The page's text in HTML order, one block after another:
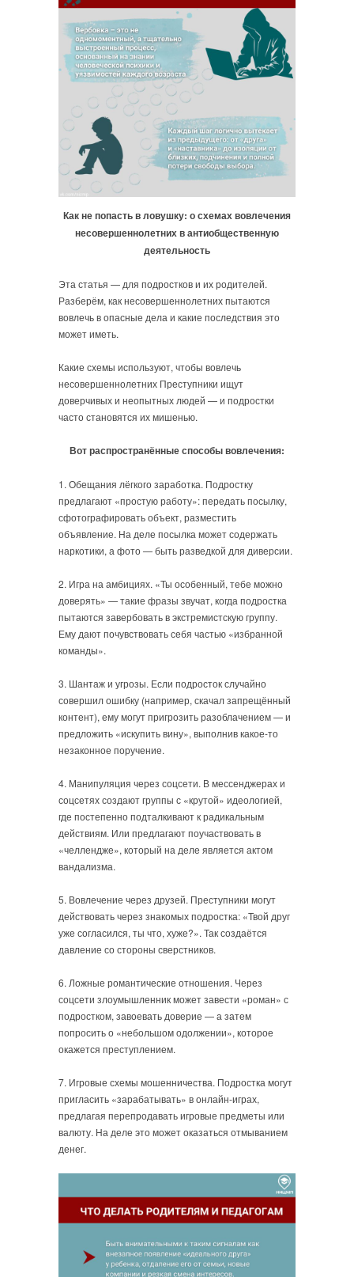
Как не попасть в ловушку: о схемах вовлечения
несовершеннолетних в антиобщественную
деятельность
Эта статья — для подростков и их родителей.
Разберём, как несовершеннолетних пытаются
вовлечь в опасные дела и какие последствия это
может иметь.
Какие схемы используют, чтобы вовлечь
несовершеннолетних Преступники ищут
доверчивых и неопытных людей — и подростки
часто становятся их мишенью.
Вот распространённые способы вовлечения:
1. Обещания лёгкого заработка. Подростку
предлагают «простую работу»: передать посылку,
сфотографировать объект, разместить
объявление. На деле посылка может содержать
наркотики, а фото — быть разведкой для диверсии.
2. Игра на амбициях. «Ты особенный, тебе можно
доверять» — такие фразы звучат, когда подростка
пытаются завербовать в экстремистскую группу.
Ему дают почувствовать себя частью «избранной
команды».
3. Шантаж и угрозы. Если подросток случайно
совершил ошибку (например, скачал запрещённый
контент), ему могут пригрозить разоблачением — и
предложить «искупить вину», выполнив какое-то
незаконное поручение.
4. Манипуляция через соцсети. В мессенджерах и
соцсетях создают группы с «крутой» идеологией,
где постепенно подталкивают к радикальным
действиям. Или предлагают поучаствовать в
«челлендже», который на деле является актом
вандализма.
5. Вовлечение через друзей. Преступники могут
действовать через знакомых подростка: «Твой друг
уже согласился, ты что, хуже?». Так создаётся
давление со стороны сверстников.
6. Ложные романтические отношения. Через
соцсети злоумышленник может завести «роман» с
подростком, завоевать доверие — а затем
попросить о «небольшом одолжении», которое
окажется преступлением.
7. Игровые схемы мошенничества. Подростка могут
пригласить «зарабатывать» в онлайн-играх,
предлагая перепродавать игровые предметы или
валюту. На деле это может оказаться отмыванием
денег.